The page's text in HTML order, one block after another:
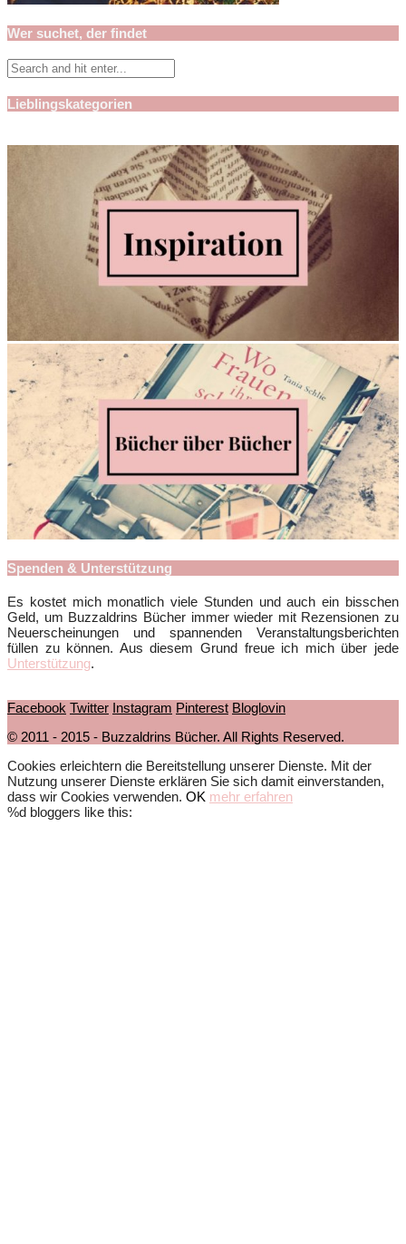
Wer suchet, der findet
Lieblingskategorien
Spenden & Unterstützung
Es kostet mich monatlich viele Stunden und auch ein bisschen
Geld, um Buzzaldrins Bücher immer wieder mit Rezensionen zu
Neuerscheinungen und spannenden Veranstaltungsberichten
füllen zu können. Aus diesem Grund freue ich mich über jede
Unterstützung.
Facebook Twitter Instagram Pinterest Bloglovin
© 2011 - 2015 - Buzzaldrins Bücher. All Rights Reserved.
Cookies erleichtern die Bereitstellung unserer Dienste. Mit der
Nutzung unserer Dienste erklären Sie sich damit einverstanden,
dass wir Cookies verwenden. OK mehr erfahren
%d bloggers like this: